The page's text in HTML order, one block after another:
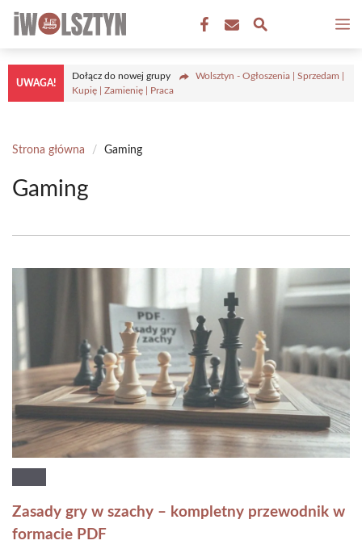
Przejdź
treści
UWAGA!
Dołącz do nowej grupy
Wolsztyn - Ogłoszenia | Sprzedam |
Kupię | Zamienię | Praca
Strona główna / Gaming
Gaming
Zasady gry w szachy – kompletny przewodnik w
formacie PDF